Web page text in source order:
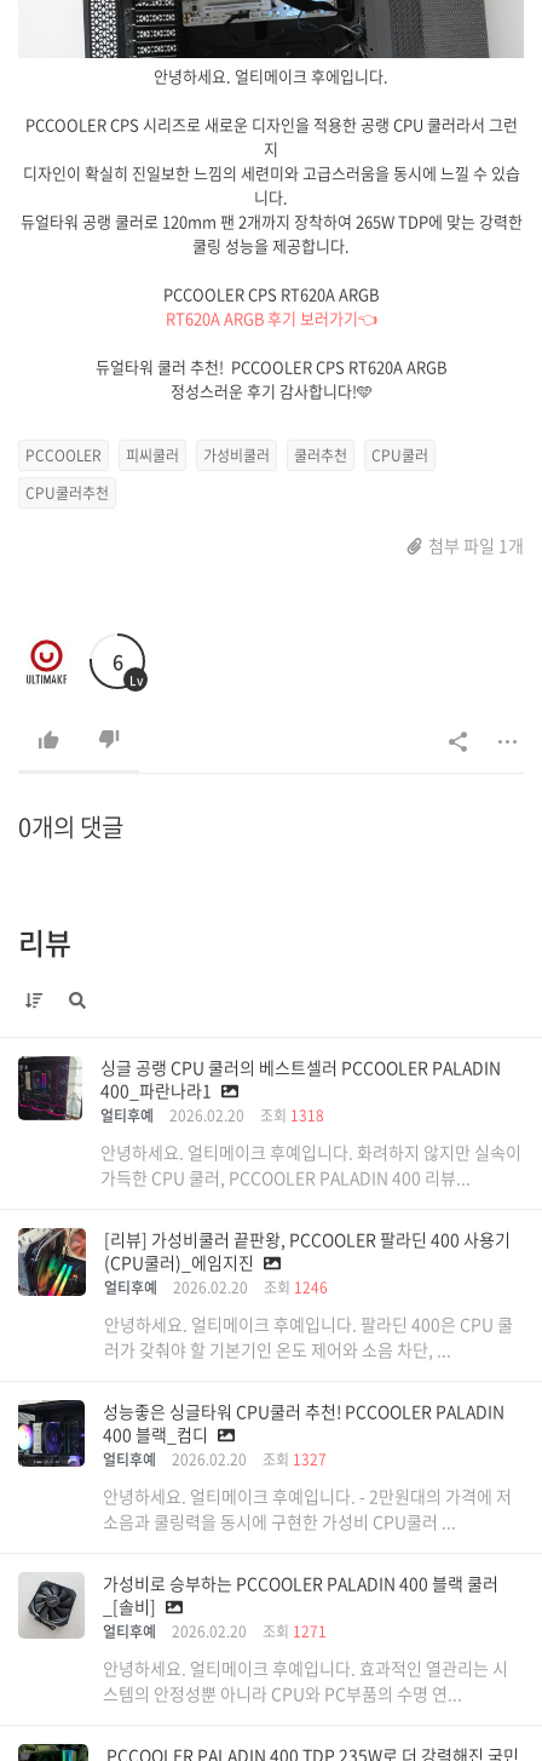
안녕하세요. 얼티메이크 후에입니다.
PCCOOLER CPS 시리즈로 새로운 디자인을 적용한 공랭 CPU 쿨러라서 그런
지
디자인이 확실히 진일보한 느낌의 세련미와 고급스러움을 동시에 느낄 수 있습
니다.
듀얼타워 공랭 쿨러로 120mm 팬 2개까지 장착하여 265W TDP에 맞는 강력한
쿨링 성능을 제공합니다.
PCCOOLER CPS RT620A ARGB
RT620A ARGB 후기 보러가기👈
듀얼타워 쿨러 추천! PCCOOLER CPS RT620A ARGB
정성스러운 후기 감사합니다!🩵
PCCOOLER 피씨쿨러 가성비쿨러 쿨러추천
CPU쿨러
CPU쿨러추천
첨부 파일 1개
6
Lv
0개의 댓글
리뷰
싱글 공랭 CPU 쿨러의 베스트셀러 PCCOOLER PALADIN
400_파란나라1
얼티후예 2026.02.20 조회 1318
안녕하세요. 얼티메이크 후예입니다. 화려하지 않지만 실속이
가득한 CPU 쿨러, PCCOOLER PALADIN 400 리뷰...
[리뷰] 가성비쿨러 끝판왕, PCCOOLER 팔라딘 400 사용기
(CPU쿨러)_에임지진
얼티후예 2026.02.20 조회 1246
안녕하세요. 얼티메이크 후예입니다. 팔라딘 400은 CPU 쿨
러가 갖춰야 할 기본기인 온도 제어와 소음 차단, ...
성능좋은 싱글타워 CPU쿨러 추천! PCCOOLER PALADIN
400 블랙_컴디
얼티후예 2026.02.20 조회 1327
안녕하세요. 얼티메이크 후예입니다. - 2만원대의 가격에 저
소음과 쿨링력을 동시에 구현한 가성비 CPU쿨러 ...
가성비로 승부하는 PCCOOLER PALADIN 400 블랙 쿨러
_[솔비]
얼티후예 2026.02.20 조회 1271
안녕하세요. 얼티메이크 후예입니다. 효과적인 열관리는 시
스템의 안정성뿐 아니라 CPU와 PC부품의 수명 연...
PCCOOLER PALADIN 400 TDP 235W로 더 강력해진 국민